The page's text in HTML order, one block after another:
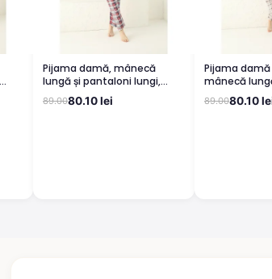
Pijama damă, mânecă
lungă și pantaloni lungi,
imprimeu floral, negru
89.0080.10 lei
Pijama damă
mânecă
lungi,
negru
89.0080.10